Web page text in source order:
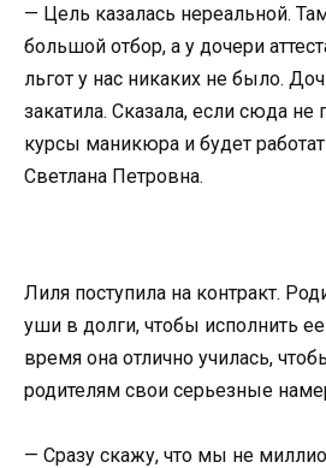
— Цель казалась нереальной.
большой отбор, а у дочери
льгот у нас никаких не было.
закатила. Сказала, если сюда не
курсы маникюра и будет
Светлана Петровна.
Лиля поступила на контракт.
уши в долги, чтобы исполнить
время она отлично училась,
родителям свои серьезные
— Сразу скажу, что мы не